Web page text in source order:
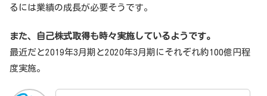
るには業績の成長が必要そうです。
また、自己株式取得も時々実施しているようです。
最近だと2019年3月期と2020年3月期にそれぞれ約100億円程
度実施。